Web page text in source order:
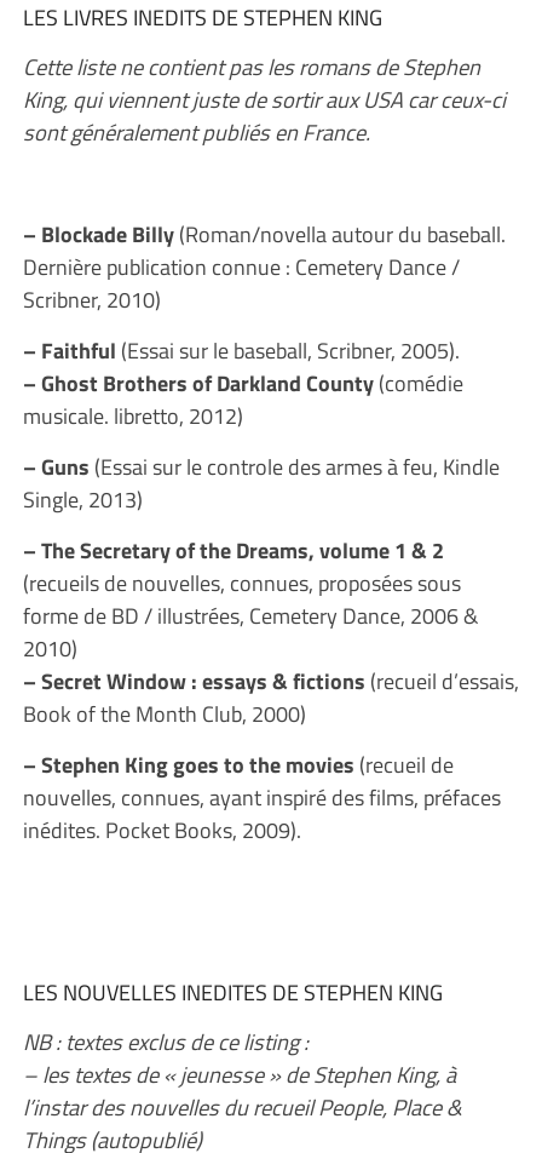
LES LIVRES INEDITS DE STEPHEN KING
Cette liste ne contient pas les romans de Stephen
King, qui viennent juste de sortir aux USA car ceux-ci
sont généralement publiés en France.
– Blockade Billy(Roman/novella autour du baseball.
Dernière publication connue : Cemetery Dance /
Scribner, 2010)
– Faithful (Essai sur le baseball, Scribner, 2005).
– Ghost Brothers of Darkland County(comédie
musicale. libretto, 2012)
– Guns (Essai sur le controle des armes à feu, Kindle
Single, 2013)
– The Secretary of the Dreams, volume 1 & 2
(recueils de nouvelles, connues, proposées sous
forme de BD / illustrées, Cemetery Dance, 2006 &
2010)
– Secret Window : essays & fictions (recueil d’essais,
Book of the Month Club, 2000)
– Stephen King goes to the movies (recueil de
nouvelles, connues, ayant inspiré des films, préfaces
inédites. Pocket Books, 2009).
LES NOUVELLES INEDITES DE STEPHEN KING
NB : textes exclus de ce listing :
– les textes de « jeunesse » de Stephen King, à
l’instar des nouvelles du recueil People, Place &
Things (autopublié)